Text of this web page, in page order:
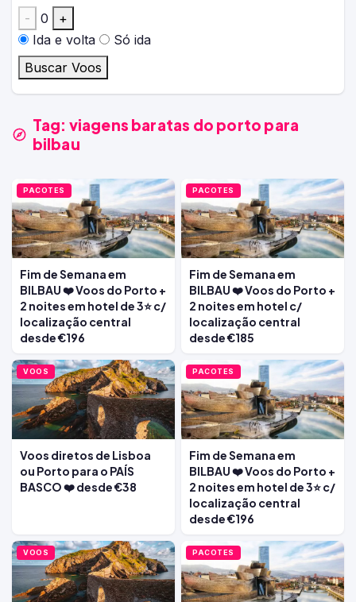
-
0
+
Ida e volta
Só ida
Buscar Voos
Tag: viagens baratas do porto para
bilbau
PACOTES
Fim de Semana em
BILBAU ❤️ Voos do Porto +
2 noites em hotel de 3⭐ c/
localização central
desde €196
PACOTES
Fim de Semana em
BILBAU ❤️ Voos do Porto +
2 noites em hotel c/
localização central
desde €185
VOOS
Voos diretos de Lisboa
ou Porto para o PAÍS
BASCO ❤️ desde €38
PACOTES
Fim de Semana em
BILBAU ❤️ Voos do Porto +
2 noites em hotel de 3⭐ c/
localização central
desde €196
VOOS PACOTES